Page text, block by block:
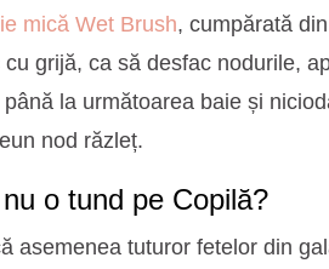
mică Wet Brush, cumpărată
cu grijă, ca să desfac nodurile,
la următoarea baie și
nod răzleț.
o tund pe Copilă?
asemenea tuturor fetelor din